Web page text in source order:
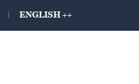
ENGLISH ++